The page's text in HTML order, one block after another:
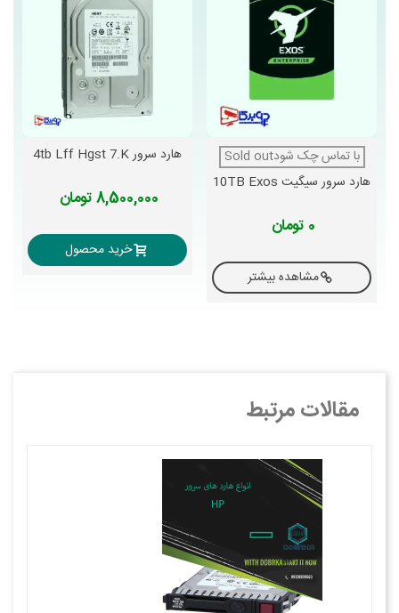
با تماس چک شودSold out
هارد سرور سیگیت 10TB Exos
0 تومان
مشاهده بیشتر
هارد سرور 4tb Lff Hgst 7.k
8,500,000 تومان
خرید محصول
مقالات مرتبط